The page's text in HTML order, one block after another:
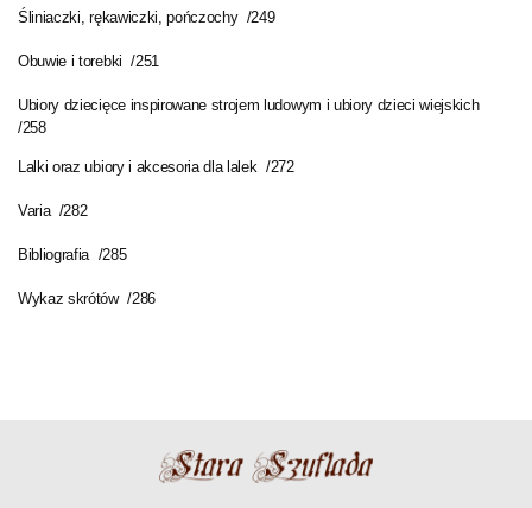
Śliniaczki, rękawiczki, pończochy /249
Obuwie i torebki /251
Ubiory dziecięce inspirowane strojem ludowym i ubiory dzieci wiejskich
/258
Lalki oraz ubiory i akcesoria dla lalek /272
Varia /282
Bibliografia /285
Wykaz skrótów /286